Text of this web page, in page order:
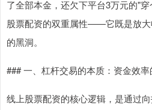
了全部本金，还欠下平台3万元的"
股票配资的双重属性——它既是放大
的黑洞。
### 一、杠杆交易的本质：资金效
线上股票配资的核心逻辑，是通过